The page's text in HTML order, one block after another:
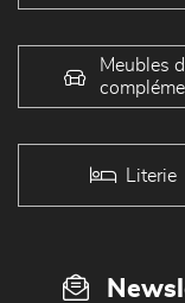
Meubles
Literie